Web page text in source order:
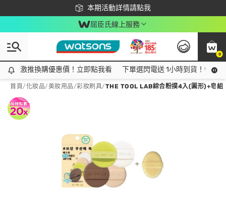
本期活動詳情請點我
下載app最高回饋$350
屈臣氏線上服務
0
激推換購優惠價！立即點我看
激推換購優惠價！立即點我看 下單選閃電送 1小時到貨！領神
首頁/化妝品/美妝用品/彩妝刷具/THE TOOL LAB綜合粉撲4入(圓形)+皂組